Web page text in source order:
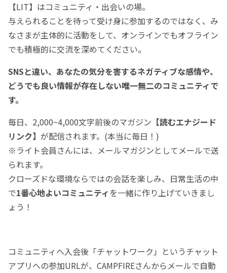
【LIT】はコミュニティ・出会いの場。
与えられることを待って受け身に参加するのではなく、み
なさまが主体的に活動をして、オンラインでもオフライン
でも積極的に交流を深めてください。
SNSと違い、あなたの気分を害するネガティブな感情や、
どうでも良い情報が存在しない唯一無二のコミュニティで
す。
毎日、2,000~4,000文字前後のマガジン 【読むエナジード
リンク】 が配信されます。(本当に毎日！)
※ライト会員さんには、メールマガジンとしてメールで送
られます。
クローズドな環境ならではの会話を楽しみ、日常生活の中
で1番心地よいコミュニティ を一緒に作り上げていきまし
ょう！
コミュニティへ入会後「チャットワーク」というチャット
アプリへの参加URLが、CAMPFIREさんからメールで自動